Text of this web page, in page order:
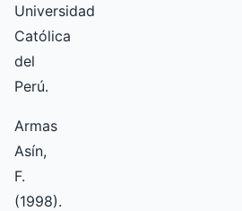
Universidad
Católica
del
Perú.
Armas
Asín,
F.
(1998).